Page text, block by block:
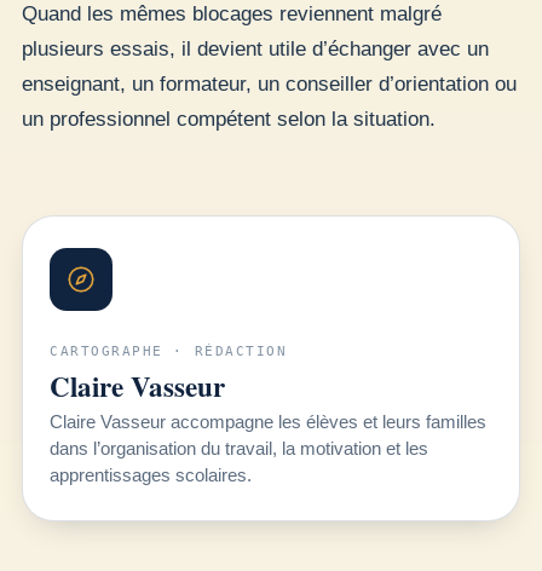
Quand les mêmes blocages reviennent malgré
plusieurs essais, il devient utile d’échanger avec un
enseignant, un formateur, un conseiller d’orientation ou
un professionnel compétent selon la situation.
CARTOGRAPHE · RÉDACTION
Claire Vasseur
Claire Vasseur accompagne les élèves et leurs familles
dans l’organisation du travail, la motivation et les
apprentissages scolaires.